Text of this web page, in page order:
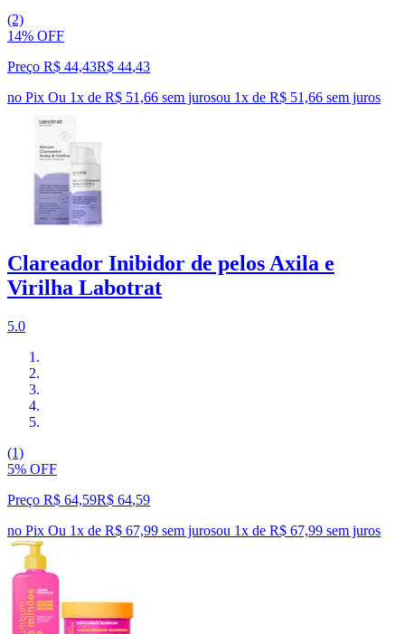
(2)
14% OFF
Preço R$ 44,43R$ 44,43
no Pix Ou 1x de R$ 51,66 sem jurosou 1x de R$ 51,66 sem juros
Clareador Inibidor de pelos Axila e
Virilha Labotrat
5.0
(1)
5% OFF
Preço R$ 64,59R$ 64,59
no Pix Ou 1x de R$ 67,99 sem jurosou 1x de R$ 67,99 sem juros